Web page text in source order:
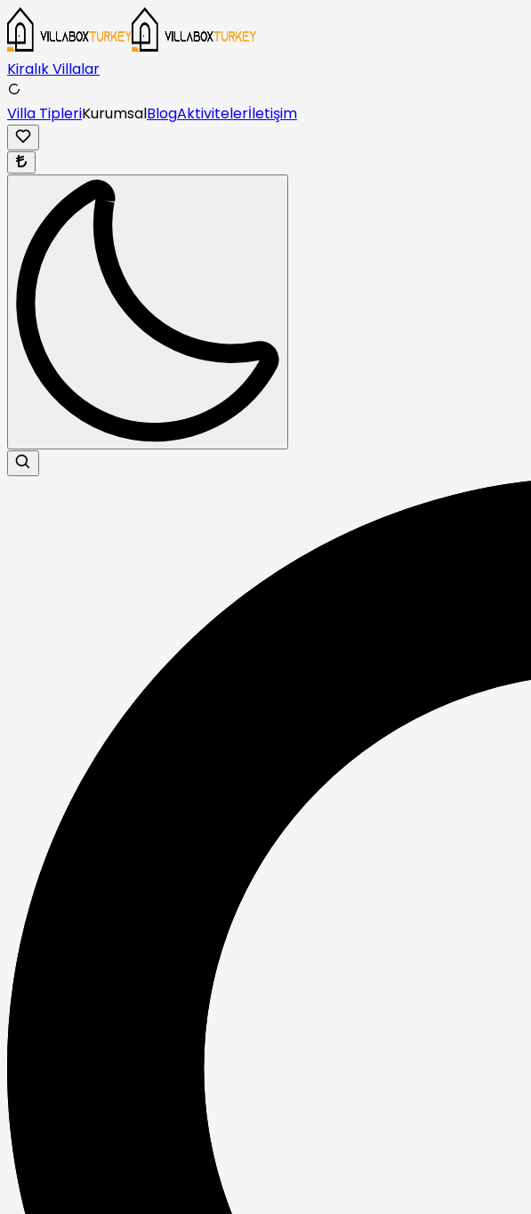
Kiralık Villalar
Villa TipleriKurumsalBlogAktivitelerİletişim